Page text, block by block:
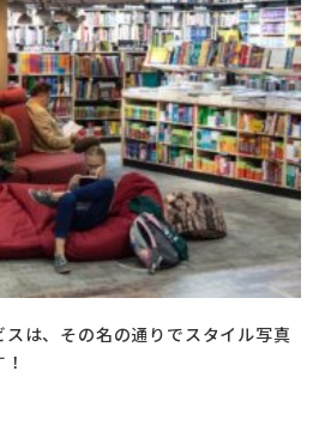
は、その名の通りでスタイル写真